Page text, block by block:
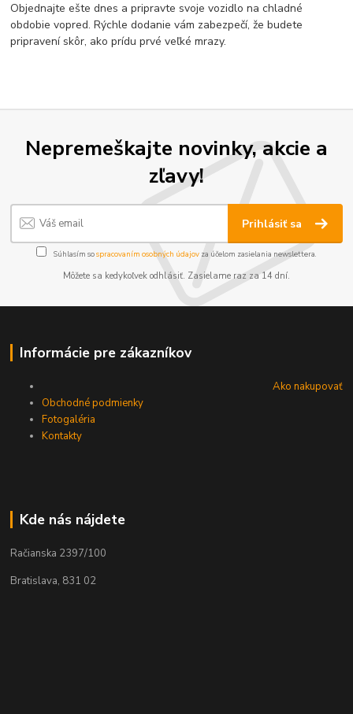
Objednajte ešte dnes a pripravte svoje vozidlo na chladné
obdobie vopred. Rýchle dodanie vám zabezpečí, že budete
pripravení skôr, ako prídu prvé veľké mrazy.
Nepremeškajte novinky, akcie a
zľavy!
Prihlásiť sa
Súhlasím sospracovaním osobných údajov za účelom zasielania newslettera.
Môžete sa kedykoľvek odhlásiť. Zasielame raz za 14 dní.
Informácie pre zákazníkov
Ako nakupovať
Obchodné podmienky
Fotogaléria
Kontakty
Kde nás nájdete
Račianska 2397/100
Bratislava, 831 02